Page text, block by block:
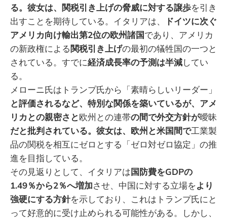
る。彼女は、関税引き上げの脅威に対する譲歩を引き
出すことを期待している。イタリアは、
ドイツに次ぐ
アメリカ向け輸出第2位の欧州諸国であり、アメリカ
の新政権による関税引き上げの最初の犠牲国の一つと
されている。すでに経済成長率の予測は半減してい
る。
メローニ氏はトランプ氏から「素晴らしいリーダー」
と評価されるなど、特別な関係を築いているが、アメ
リカとの親密さと欧州との連帯の間で外交方針が曖昧
だと批判されている。彼女は、欧州と米国間で工業製
品の関税を相互にゼロとする「ゼロ対ゼロ協定」の推
進を目指している。
その見返りとして、イタリアは国防費をGDPの
1.49％から2％へ増加させ、中国に対する立場をより
強硬にする方針を示しており、これはトランプ氏にと
って好意的に受け止められる可能性がある。しかし、